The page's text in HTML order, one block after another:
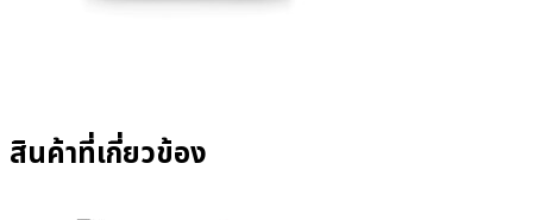
สินค้าที่เกี่ยวข้อง